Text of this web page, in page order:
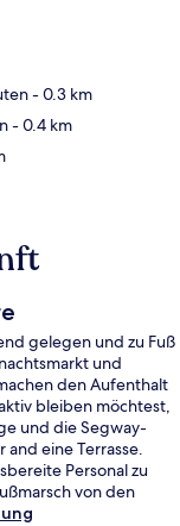
- 0.3 km
- 0.4 km
gelegen und zu Fuß
und
den Aufenthalt
bleiben möchtest,
und die Segway-
eine Terrasse.
Personal zu
von den
sind es wenige